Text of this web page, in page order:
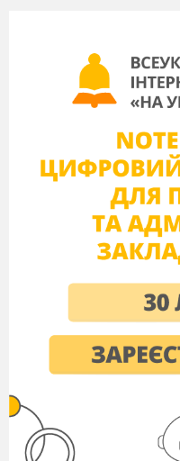
Where does Jim
a) On the shelf;
b) Under the desk;
c) In the cupboard;
7) What is his
8) How old is Betty?
a) Eight;
b) Nine;
9) What does Betty